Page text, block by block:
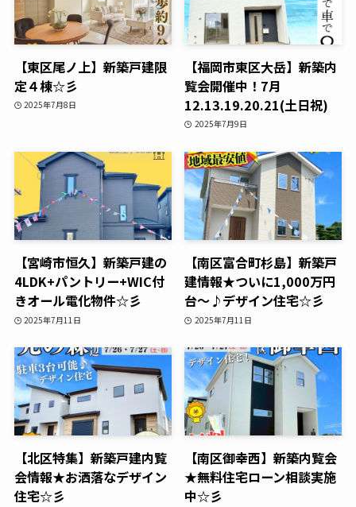
【東区尾ノ上】新築戸建限
定４棟☆彡
2025年7月8日
【福岡市東区大岳】新築内
覧会開催中！7月
12.13.19.20.21(土日祝)
2025年7月9日
【宮崎市恒久】新築戸建の
4LDK+パントリー+WIC付
きオール電化物件☆彡
2025年7月11日
【南区富合町杉島】新築戸
建情報★ついに1,000万円
台～♪デザイン住宅☆彡
2025年7月11日
【北区特集】新築戸建内覧
会情報★お洒落なデザイン
住宅☆彡
【南区御幸西】新築内覧会
★無料住宅ローン相談実施
中☆彡